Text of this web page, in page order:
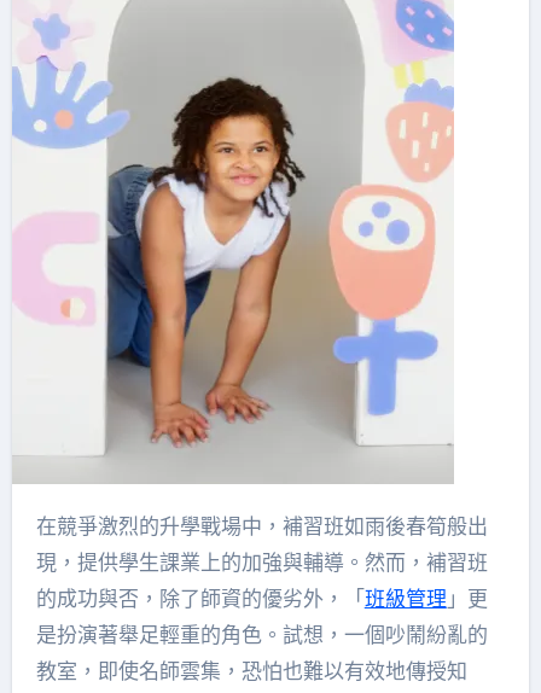
在競爭激烈的升學戰場中，補習班如雨後春筍般出
現，提供學生課業上的加強與輔導。然而，補習班
的成功與否，除了師資的優劣外，「班級管理 」更
是扮演著舉足輕重的角色。試想，一個吵鬧紛亂的
教室，即使名師雲集，恐怕也難以有效地傳授知